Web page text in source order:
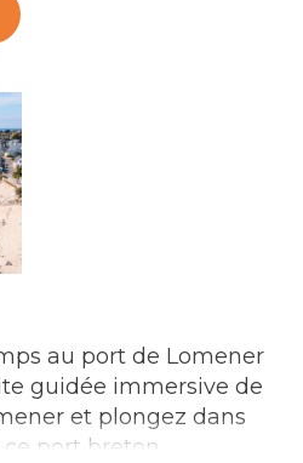
au port de Lomener
guidée immersive de
et plongez dans
port breton.